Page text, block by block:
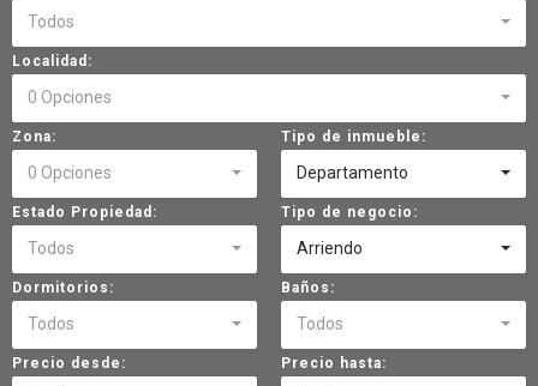
Todos
Localidad:
0 Opciones
Zona:
0 Opciones
Tipo de inmueble:
Departamento
Estado Propiedad:
Todos
Tipo de negocio:
Arriendo
Dormitorios:
Todos
Baños:
Todos
Precio desde: Precio hasta: